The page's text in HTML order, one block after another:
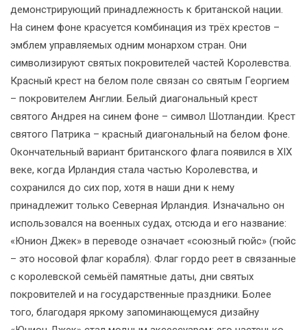
демонстрирующий принадлежность к британской нации.
На синем фоне красуется комбинация из трёх крестов –
эмблем управляемых одним монархом стран. Они
символизируют святых покровителей частей Королевства.
Красный крест на белом поле связан со святым Георгием
– покровителем Англии. Белый диагональный крест
святого Андрея на синем фоне – символ Шотландии. Крест
святого Патрика – красный диагональный на белом фоне.
Окончательный вариант британского флага появился в XIX
веке, когда Ирландия стала частью Королевства, и
сохранился до сих пор, хотя в наши дни к нему
принадлежит только Северная Ирландия. Изначально он
использовался на военных судах, отсюда и его название:
«Юнион Джек» в переводе означает «союзный гюйс» (гюйс
– это носовой флаг корабля). Флаг гордо реет в связанные
с королевской семьёй памятные даты, дни святых
покровителей и на государственные праздники. Более
того, благодаря яркому запоминающемуся дизайну